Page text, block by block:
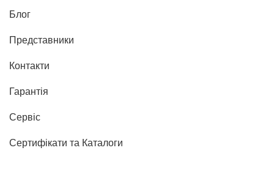
Блог
Представники
Контакти
Гарантія
Сервіс
Сертифікати та Каталоги